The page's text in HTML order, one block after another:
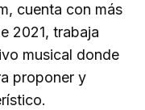
cuenta con más
2021, trabaja
musical donde
proponer y